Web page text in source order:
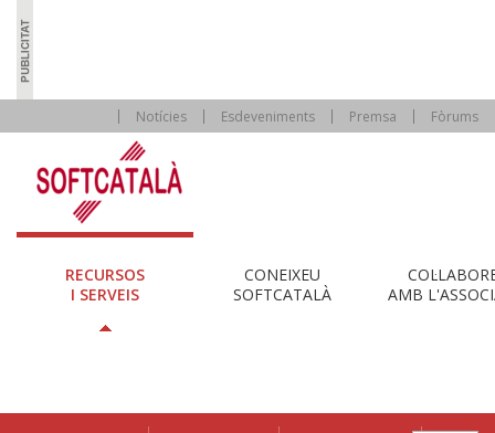
Notícies Esdeveniments Premsa Fòrums
RECURSOS
I SERVEIS
CONEIXEU
SOFTCATALÀ
AMB